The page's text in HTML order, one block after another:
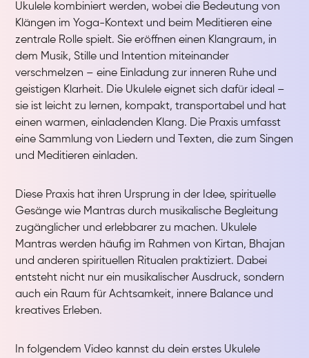
Ukulele kombiniert werden, wobei die Bedeutung von
Klängen im Yoga-Kontext und beim Meditieren eine
zentrale Rolle spielt. Sie eröffnen einen Klangraum, in
dem Musik, Stille und Intention miteinander
verschmelzen – eine Einladung zur inneren Ruhe und
geistigen Klarheit. Die Ukulele eignet sich dafür ideal –
sie ist leicht zu lernen, kompakt, transportabel und hat
einen warmen, einladenden Klang. Die Praxis umfasst
eine Sammlung von Liedern und Texten, die zum Singen
und Meditieren einladen.
Diese Praxis hat ihren Ursprung in der Idee, spirituelle
Gesänge wie Mantras durch musikalische Begleitung
zugänglicher und erlebbarer zu machen. Ukulele
Mantras werden häufig im Rahmen von Kirtan, Bhajan
und anderen spirituellen Ritualen praktiziert. Dabei
entsteht nicht nur ein musikalischer Ausdruck, sondern
auch ein Raum für Achtsamkeit, innere Balance und
kreatives Erleben.
In folgendem Video kannst du dein erstes Ukulele